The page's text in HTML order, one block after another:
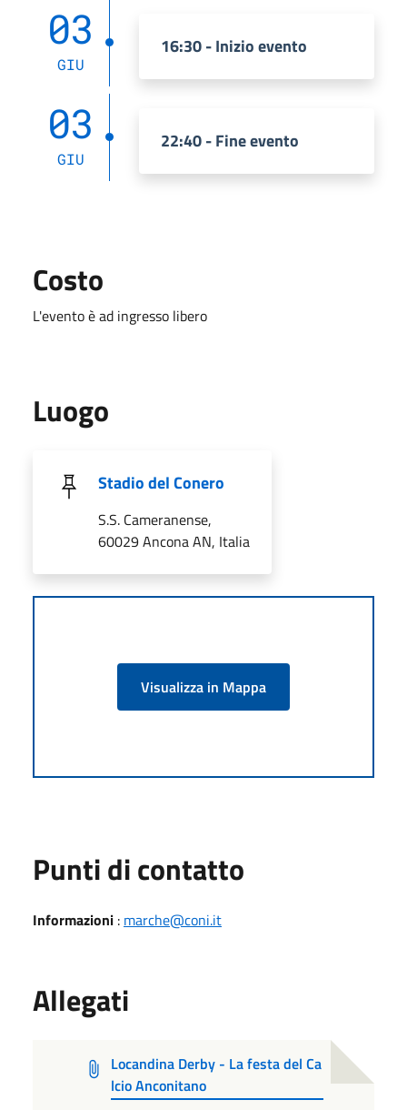
03
GIU
16:30 - Inizio evento
03
GIU
22:40 - Fine evento
Costo
L'evento è ad ingresso libero
Luogo
Stadio del Conero
S.S. Cameranense,
60029 Ancona AN, Italia
Visualizza in Mappa
Punti di contatto
Informazioni : marche@coni.it
Allegati
Locandina Derby - La festa del Ca
lcio Anconitano